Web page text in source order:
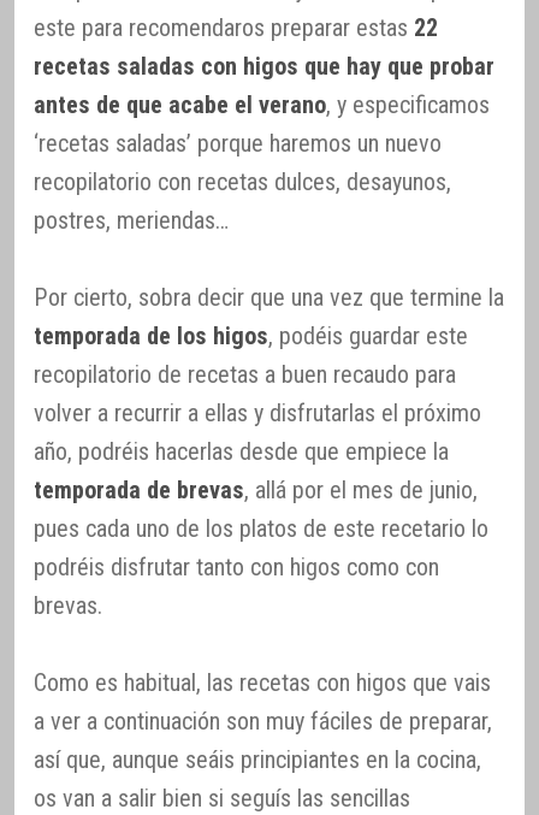
este para recomendaros preparar estas 22
recetas saladas con higos que hay que probar
antes de que acabe el verano, y especificamos
‘recetas saladas’ porque haremos un nuevo
recopilatorio con recetas dulces, desayunos,
postres, meriendas…
Por cierto, sobra decir que una vez que termine la
temporada de los higos, podéis guardar este
recopilatorio de recetas a buen recaudo para
volver a recurrir a ellas y disfrutarlas el próximo
año, podréis hacerlas desde que empiece la
temporada de brevas, allá por el mes de junio,
pues cada uno de los platos de este recetario lo
podréis disfrutar tanto con higos como con
brevas.
Como es habitual, las recetas con higos que vais
a ver a continuación son muy fáciles de preparar,
así que, aunque seáis principiantes en la cocina,
os van a salir bien si seguís las sencillas